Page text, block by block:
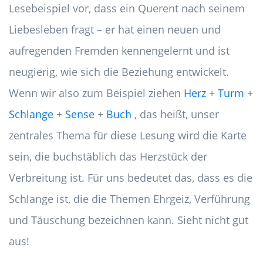
Lesebeispiel vor, dass ein Querent nach seinem
Liebesleben fragt – er hat einen neuen und
aufregenden Fremden kennengelernt und ist
neugierig, wie sich die Beziehung entwickelt.
Wenn wir also zum Beispiel ziehen Herz + Turm +
Schlange + Sense + Buch , das heißt, unser
zentrales Thema für diese Lesung wird die Karte
sein, die buchstäblich das Herzstück der
Verbreitung ist. Für uns bedeutet das, dass es die
Schlange ist, die die Themen Ehrgeiz, Verführung
und Täuschung bezeichnen kann. Sieht nicht gut
aus!